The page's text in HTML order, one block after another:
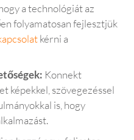
a technológiát az
folyamatosan fejlesztjük
kérni a
Konnekt
képekkel, szövegezéssel
is, hogy